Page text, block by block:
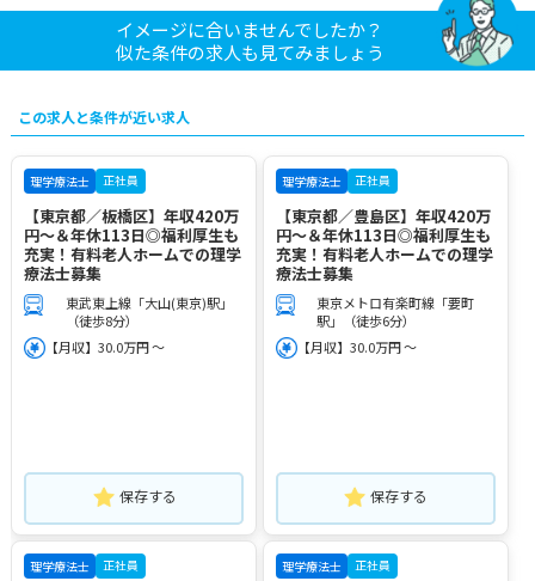
イメージに合いませんでしたか？
似た条件の求人も見てみましょう
この求人と条件が近い求人
理学療法士 正社員
【東京都／板橋区】年収420万
円～＆年休113日◎福利厚生も
充実！有料老人ホームでの理学
療法士募集
東武東上線「大山(東京)駅」
（徒歩8分）
【月収】30.0万円 ～
保存する
理学療法士 正社員
【東京都／豊島区】年収420万
円～＆年休113日◎福利厚生も
充実！有料老人ホームでの理学
療法士募集
東京メトロ有楽町線「要町
駅」（徒歩6分）
【月収】30.0万円 ～
保存する
理学療法士 正社員 理学療法士 正社員